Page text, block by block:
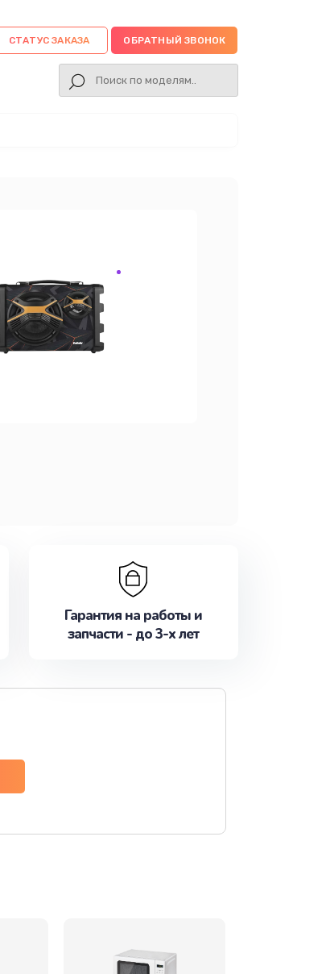
СТАТУС ЗАКАЗА ОБРАТНЫЙ ЗВОНОК
Гарантия на работы и
запчасти - до 3-х лет